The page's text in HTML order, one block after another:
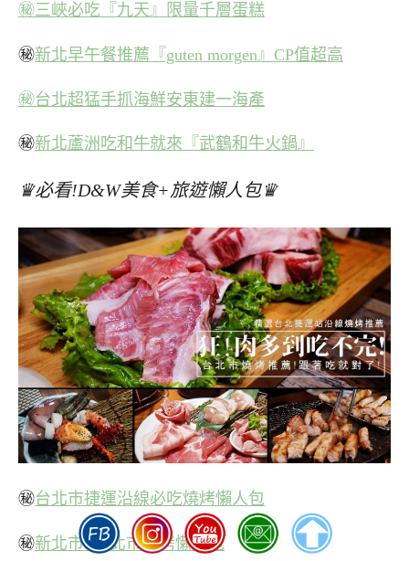
㊙三峽必吃『九天』限量千層蛋糕
㊙新北早午餐推薦『guten morgen』CP值超高
㊙台北超猛手抓海鮮安東建一海產
㊙新北蘆洲吃和牛就來『武鶴和牛火鍋』
♛必看!D&W美食+旅遊懶人包♛
㊙台北市捷運沿線必吃燒烤懶人包
㊙新北市+新北市燒烤懶人包